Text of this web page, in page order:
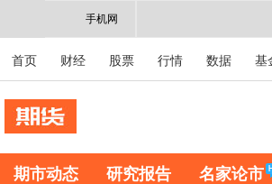
手机网
首页 财经 股票 行情 数据 基
期市动态 研究报告 名家论市